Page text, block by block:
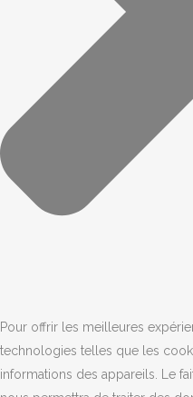
Pour offrir les meilleures
technologies telles que les
informations des appareils. Le